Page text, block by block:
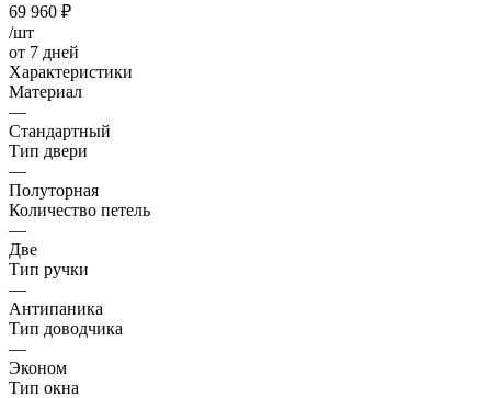
69 960 ₽
/шт
от 7 дней
Характеристики
Материал
—
Стандартный
Тип двери
—
Полуторная
Количество петель
—
Две
Тип ручки
—
Антипаника
Тип доводчика
—
Эконом
Тип окна